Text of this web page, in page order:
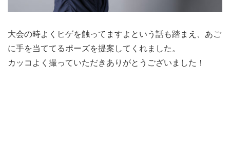
大会の時よくヒゲを触ってますよという話も踏まえ、あご
に手を当ててるポーズを提案してくれました。
カッコよく撮っていただきありがとうございました！